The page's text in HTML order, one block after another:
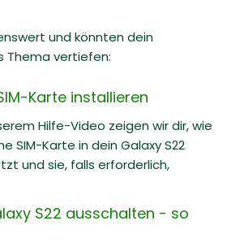
und könnten dein
Thema vertiefen:
Karte installieren
Hilfe-Video zeigen wir dir, wie
SIM-Karte in dein Galaxy S22
und sie, falls erforderlich,
S22 ausschalten - so